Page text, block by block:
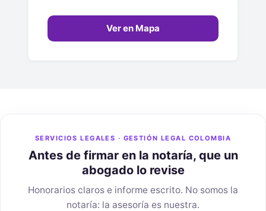
Ver en Mapa
SERVICIOS LEGALES · GESTIÓN LEGAL COLOMBIA
Antes de firmar en la notaría, que un
abogado lo revise
Honorarios claros e informe escrito. No somos la
notaría: la asesoría es nuestra.